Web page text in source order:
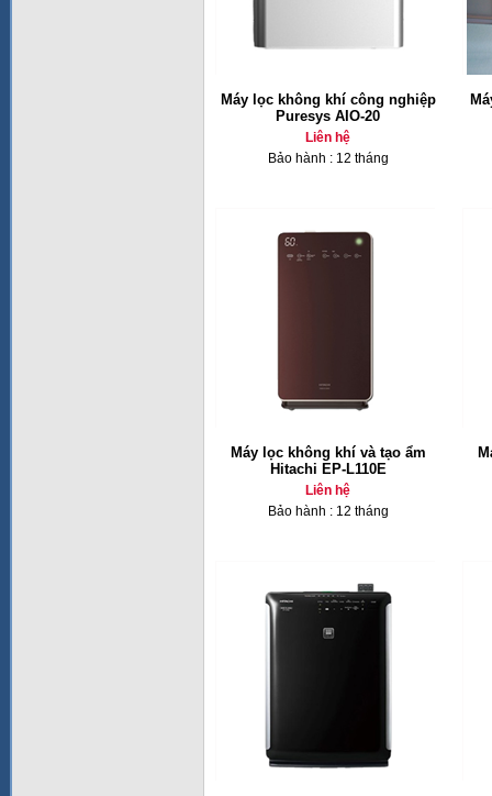
Máy lọc không khí công nghiệp
Puresys AIO-20
Liên hệ
Bảo hành : 12 tháng
Máy lọc không khí và tạo ẩm
Hitachi EP-L110E
Liên hệ
Bảo hành : 12 tháng